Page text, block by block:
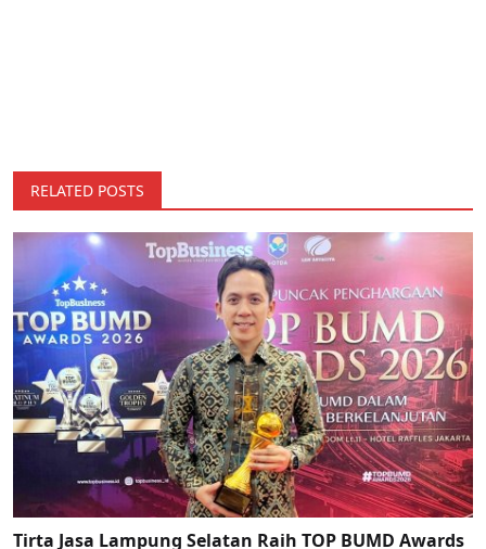
RELATED POSTS
Tirta Jasa Lampung Selatan Raih TOP BUMD Awards